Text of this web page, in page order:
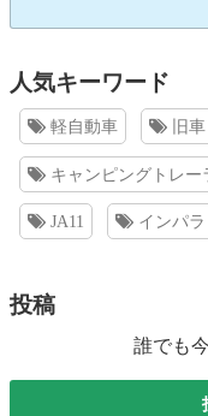
人気キーワード
軽自動車 旧車
キャンピングトレー
JA11 インパラ
投稿
誰でも